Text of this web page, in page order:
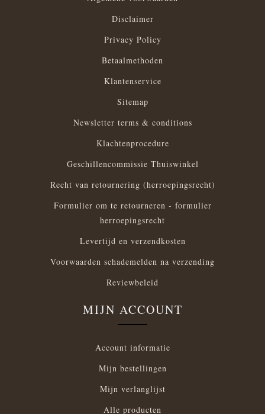
Disclaimer
Privacy Policy
Betaalmethoden
Klantenservice
Sitemap
Newsletter terms & conditions
Klachtenprocedure
Geschillencommissie Thuiswinkel
Recht van retournering (herroepingsrecht)
Formulier om te retourneren - formulier
herroepingsrecht
Levertijd en verzendkosten
Voorwaarden schademelden na verzending
Reviewbeleid
MIJN ACCOUNT
Account informatie
Mijn bestellingen
Mijn verlanglijst
Alle producten